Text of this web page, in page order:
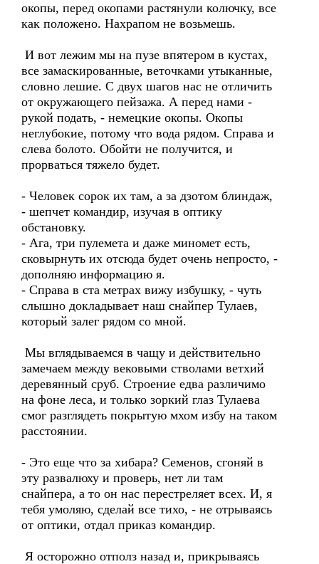
окопы, перед окопами растянули колючку, все
как положено. Нахрапом не возьмешь.
И вот лежим мы на пузе впятером в кустах,
все замаскированные, веточками утыканные,
словно лешие. С двух шагов нас не отличить
от окружающего пейзажа. А перед нами -
рукой подать, - немецкие окопы. Окопы
неглубокие, потому что вода рядом. Справа и
слева болото. Обойти не получится, и
прорваться тяжело будет.
- Человек сорок их там, а за дзотом блиндаж,
- шепчет командир, изучая в оптику
обстановку.
- Ага, три пулемета и даже миномет есть,
сковырнуть их отсюда будет очень непросто, -
дополняю информацию я.
- Справа в ста метрах вижу избушку, - чуть
слышно докладывает наш снайпер Тулаев,
который залег рядом со мной.
Мы вглядываемся в чащу и действительно
замечаем между вековыми стволами ветхий
деревянный сруб. Строение едва различимо
на фоне леса, и только зоркий глаз Тулаева
смог разглядеть покрытую мхом избу на таком
расстоянии.
- Это еще что за хибара? Семенов, сгоняй в
эту развалюху и проверь, нет ли там
снайпера, а то он нас перестреляет всех. И, я
тебя умоляю, сделай все тихо, - не отрываясь
от оптики, отдал приказ командир.
Я осторожно отполз назад и, прикрываясь